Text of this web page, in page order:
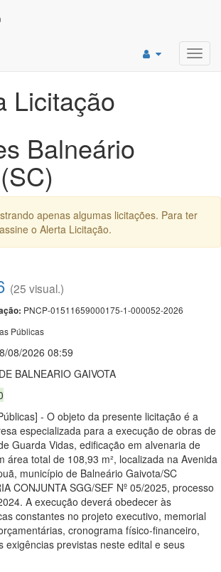
Licitação
Balneário
apenas algumas licitações. Para ter
o Alerta Licitação.
(25 visual.)
PNCP-01511659000175-1-000052-2026
Públicas
08/2026 08:59
BALNEARIO GAIVOTA
- O objeto da presente licitação é a
especializada para a execução de obras de
Guarda Vidas, edificação em alvenaria de
área total de 108,93 m², localizada na Avenida
município de Balneário Gaivota/SC
CONJUNTA SGG/SEF Nº 05/2025, processo
A execução deverá obedecer às
constantes no projeto executivo, memorial
cronograma físico-financeiro,
exigências previstas neste edital e seus